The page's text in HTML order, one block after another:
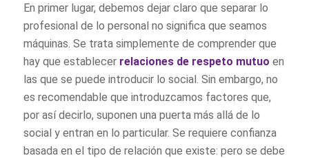
En primer lugar, debemos dejar claro que separar lo
profesional de lo personal no significa que seamos
máquinas. Se trata simplemente de comprender que
hay que establecer relaciones de respeto mutuo en
las que se puede introducir lo social. Sin embargo, no
es recomendable que introduzcamos factores que,
por así decirlo, suponen una puerta más allá de lo
social y entran en lo particular. Se requiere confianza
basada en el tipo de relación que existe: pero se debe